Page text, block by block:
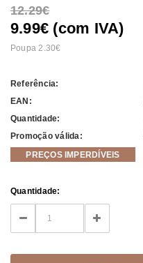
12.29
9.99€ (com IVA)
Poupa 2.30
Referência:
EAN:
Quantidade:
Promoção válida:
PREÇOS IMPERDÍVEIS
Current
Stock:
Quantidade:
DECREASE
QUANTITY:
INCREASE
QUANTITY: